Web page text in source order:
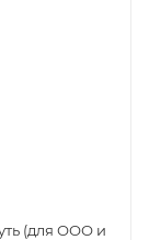
(для ООО и